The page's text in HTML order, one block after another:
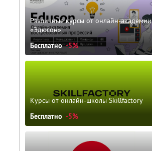
Различные курсы от онлайн-академии
«Эдюсон»
Бесплатно -5%
Курсы от онлайн-школы Skillfactory
Бесплатно -5%